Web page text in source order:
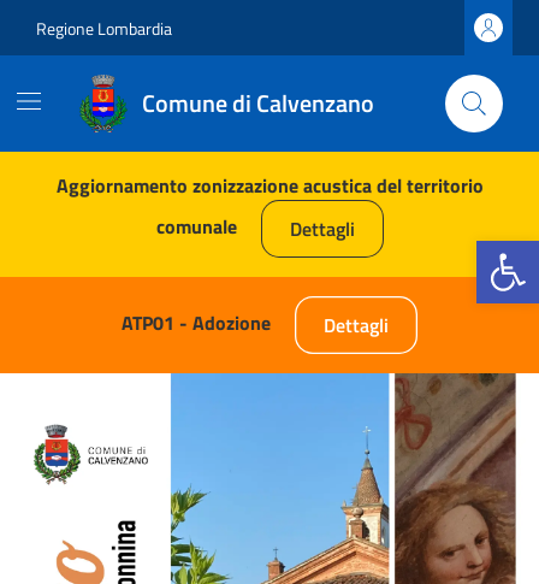
Apri la
Regione Lombardia
Comune di Calvenzano
Comune di Calvenzano
Contenuti in evidenza
Aggiornamento zonizzazione acustica del territorio
comunale
Dettagli
ATP01 - Adozione Dettagli